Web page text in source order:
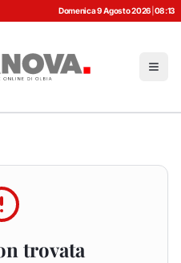
Domenica 9 Agosto 2026 08:13
trovata